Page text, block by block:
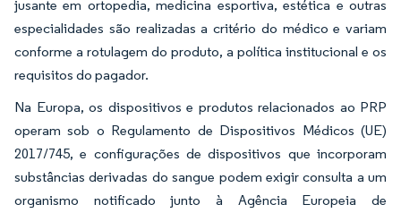
jusante em ortopedia, medicina esportiva, estética e outras
especialidades são realizadas a critério do médico e variam
conforme a rotulagem do produto, a política institucional e os
requisitos do pagador.
Na Europa, os dispositivos e produtos relacionados ao PRP
operam sob o Regulamento de Dispositivos Médicos (UE)
2017/745, e configurações de dispositivos que incorporam
substâncias derivadas do sangue podem exigir consulta a um
organismo notificado junto à Agência Europeia de